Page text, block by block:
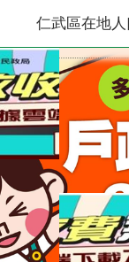
仁武區在地